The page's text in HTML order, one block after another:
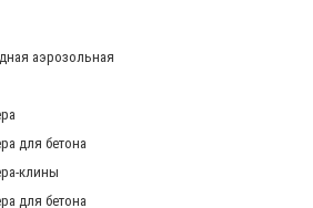
аэрозольная
для бетона
клины
для бетона